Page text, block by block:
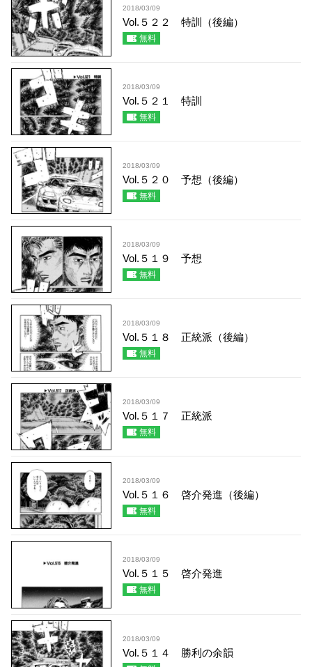
2018/03/09
Vol.５２２ 特訓（後編）
無料
2018/03/09
Vol.５２１ 特訓
無料
2018/03/09
Vol.５２０ 予想（後編）
無料
2018/03/09
Vol.５１９ 予想
無料
2018/03/09
Vol.５１８ 正統派（後編）
無料
2018/03/09
Vol.５１７ 正統派
無料
2018/03/09
Vol.５１６ 啓介発進（後編）
無料
2018/03/09
Vol.５１５ 啓介発進
無料
2018/03/09
Vol.５１４ 勝利の余韻